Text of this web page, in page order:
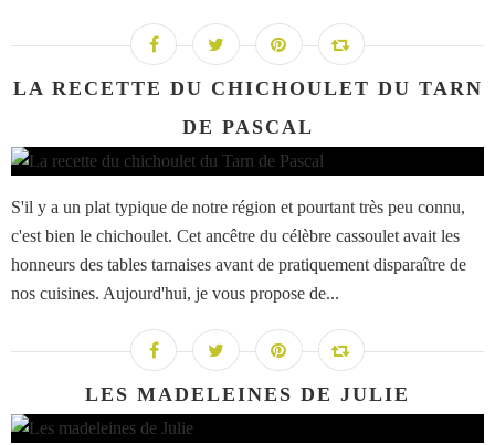
LA RECETTE DU CHICHOULET DU TARN
DE PASCAL
S'il y a un plat typique de notre région et pourtant très peu connu,
c'est bien le chichoulet. Cet ancêtre du célèbre cassoulet avait les
honneurs des tables tarnaises avant de pratiquement disparaître de
nos cuisines. Aujourd'hui, je vous propose de...
LES MADELEINES DE JULIE